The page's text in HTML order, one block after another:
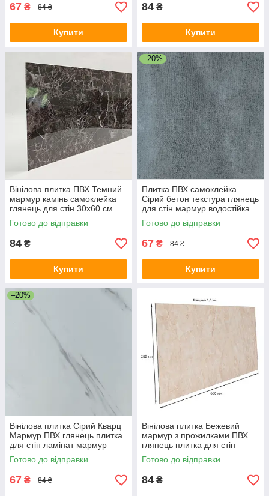
67 ₴ 84 ₴
Купити
84 ₴
Купити
Вінілова плитка ПВХ Темний
мармур камінь самоклейка
глянець для стін 30х60 см
СВП-109-ГЛ SW-00000498
Готово до відправки
84 ₴
Купити
–20%
Плитка ПВХ самоклейка
Сірий бетон текстура глянець
для стін мармур водостійка
30х60 см СВП-110-ГЛ SW-
00000499
Готово до відправки
67 ₴ 84 ₴
Купити
–20%
Вінілова плитка Сірий Кварц
Мармур ПВХ глянець плитка
для стін ламінат мармур
30х60 см СВП-111-ГЛ SW-
00000500
Готово до відправки
67 ₴ 84 ₴
Вінілова плитка Бежевий
мармур з прожилками ПВХ
глянець плитка для стін
мармур 30х60 см СВП-112-
ГЛ SW-00000501
Готово до відправки
84 ₴